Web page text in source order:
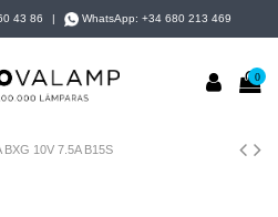
43 86 WhatsApp:+34 680 213 469
0
BXG 10V 7.5A B15S